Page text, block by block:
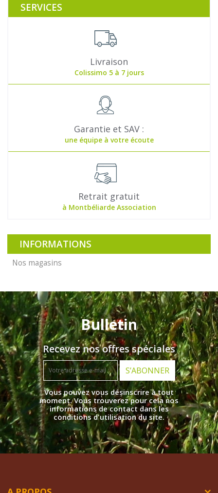
SERVICES
Livraison
Colissimo 5 à 7 jours
Garantie et SAV :
une équipe à votre écoute
Retrait gratuit
à Montbéliarde Association
INFORMATIONS
Nos magasins
Bulletin
Recevez nos offres spéciales
S’ABONNER
Vous pouvez vous désinscrire à tout
moment. Vous trouverez pour cela nos
informations de contact dans les
conditions d'utilisation du site.